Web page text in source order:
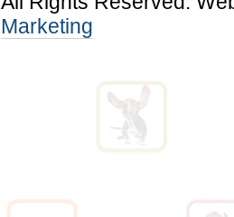
Marketing